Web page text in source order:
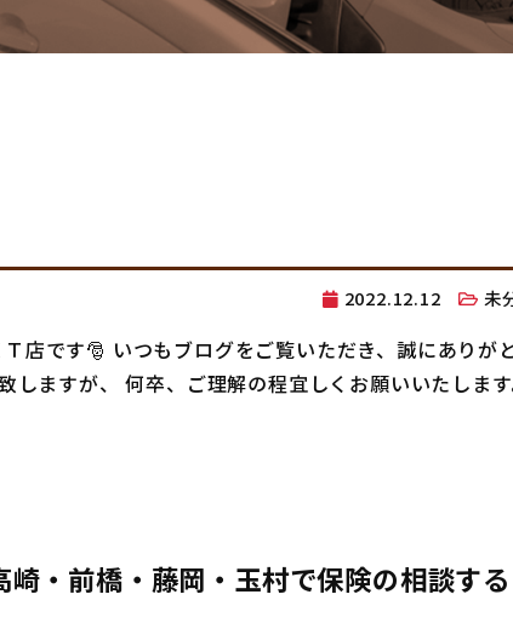
2022.12.12 未
店です🎅 いつもブログをご覧いただき、誠にありが
しますが、 何卒、ご理解の程宜しくお願いいたしま
・前橋・藤岡・玉村で保険の相談する